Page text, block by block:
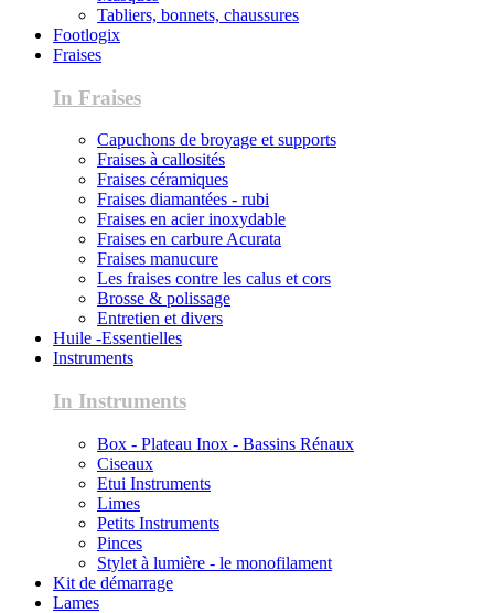
Tabliers, bonnets, chaussures
Footlogix
Fraises
In Fraises
Capuchons de broyage et supports
Fraises à callosités
Fraises céramiques
Fraises diamantées - rubi
Fraises en acier inoxydable
Fraises en carbure Acurata
Fraises manucure
Les fraises contre les calus et cors
Brosse & polissage
Entretien et divers
Huile -Essentielles
Instruments
In Instruments
Box - Plateau Inox - Bassins Rénaux
Ciseaux
Etui Instruments
Limes
Petits Instruments
Pinces
Stylet à lumière - le monofilament
Kit de démarrage
Lames